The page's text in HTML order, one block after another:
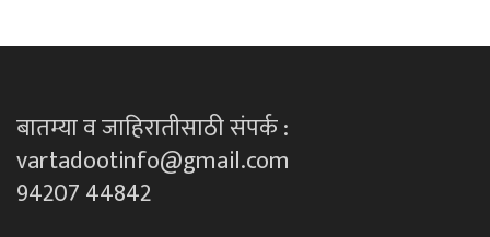
बातम्या व जाहिरातीसाठी संपर्क :
vartadootinfo@gmail.com
94207 44842